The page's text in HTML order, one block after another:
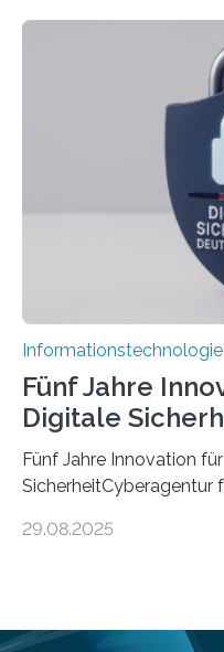
koordiniert wird. Ab
über einen Zeitraum
Promovierende im
kognitiven Robotern
die mittels Sensoren
Informationen
Informationstechnologie
Fünf Jahre
Digitale
Fünf Jahre Innovation
SicherheitCyberagentur
ErfolgeDie Agentur für
Forschungsarbeit,
29.08.2025